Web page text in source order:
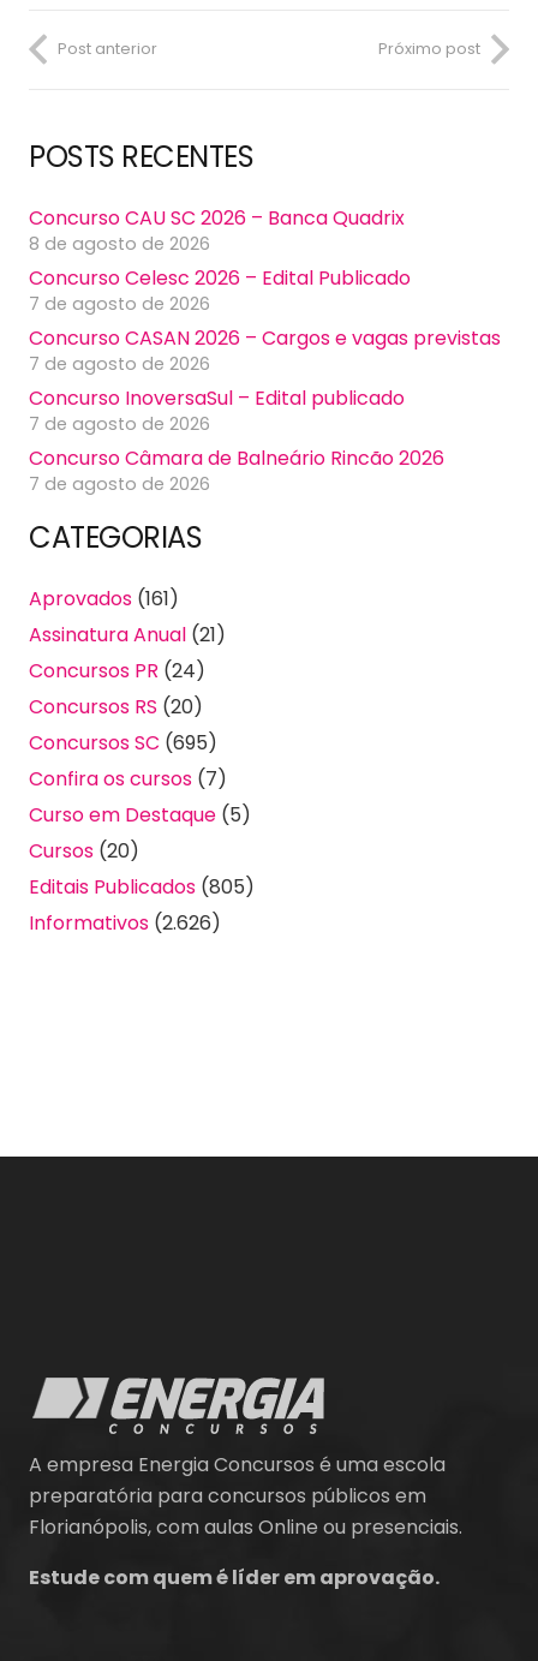
Post anterior Próximo post
POSTS RECENTES
Concurso CAU SC 2026 – Banca Quadrix
8 de agosto de 2026
Concurso Celesc 2026 – Edital Publicado
7 de agosto de 2026
Concurso CASAN 2026 – Cargos e vagas previstas
7 de agosto de 2026
Concurso InoversaSul – Edital publicado
7 de agosto de 2026
Concurso Câmara de Balneário Rincão 2026
7 de agosto de 2026
CATEGORIAS
Aprovados (161)
Assinatura Anual (21)
Concursos PR (24)
Concursos RS (20)
Concursos SC (695)
Confira os cursos (7)
Curso em Destaque (5)
Cursos (20)
Editais Publicados (805)
Informativos (2.626)
A empresa Energia Concursos é uma escola
preparatória para concursos públicos em
Florianópolis, com aulas Online ou presenciais.
Estude com quem é líder em aprovação.